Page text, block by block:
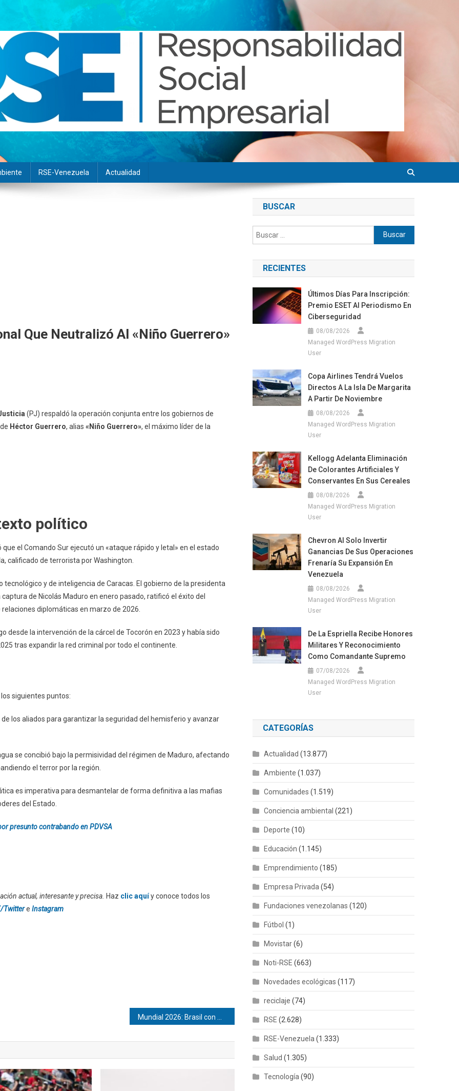
RSE-Venezuela Actualidad
Que Neutralizó Al «Niño Guerrero»
(PJ) respaldó la operación conjunta entre los gobiernos de
Héctor Guerrero, alias «Niño Guerrero», el máximo líder de la
político
que el Comando Sur ejecutó un «ataque rápido y letal» en el estado
calificado de terrorista por Washington.
tecnológico y de inteligencia de Caracas. El gobierno de la presidenta
de Nicolás Maduro en enero pasado, ratificó el éxito del
diplomáticas en marzo de 2026.
desde la intervención de la cárcel de Tocorón en 2023 y había sido
tras expandir la red criminal por todo el continente.
siguientes puntos:
los aliados para garantizar la seguridad del hemisferio y avanzar
se concibió bajo la permisividad del régimen de Maduro, afectando
el terror por la región.
es imperativa para desmantelar de forma definitiva a las mafias
del Estado.
presunto contrabando en PDVSA
actual, interesante y precisa. Haz clic aquíy conoce todos los
Twittere Instagram
BUSCAR
Buscar:
RECIENTES
Últimos Días Para Inscripción:
Premio ESET Al Periodismo En
Ciberseguridad
08/08/2026
Managed WordPress Migration
User
Copa Airlines Tendrá Vuelos
Directos A La Isla De Margarita
A Partir De Noviembre
08/08/2026
Managed WordPress Migration
User
Kellogg Adelanta Eliminación
De Colorantes Artificiales Y
Conservantes En Sus Cereales
08/08/2026
Managed WordPress Migration
User
Chevron Al Solo Invertir
Ganancias De Sus Operaciones
Frenaría Su Expansión En
Venezuela
08/08/2026
Managed WordPress Migration
User
De La Espriella Recibe Honores
Militares Y Reconocimiento
Como Comandante Supremo
07/08/2026
Managed WordPress Migration
User
CATEGORÍAS
Actualidad (13.877)
Ambiente (1.037)
Comunidades (1.519)
Conciencia ambiental (221)
Deporte (10)
Educación (1.145)
Emprendimiento (185)
Empresa Privada (54)
Fundaciones venezolanas (120)
Fútbol (1)
Movistar(6)
Noti-RSE (663)
Novedades ecológicas (117)
reciclaje (74)
RSE (2.628)
RSE-Venezuela (1.333)
Salud (1.305)
Tecnología (90)